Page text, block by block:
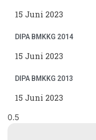
15 Juni 2023
DIPA BMKKG 2014
15 Juni 2023
DIPA BMKKG 2013
15 Juni 2023